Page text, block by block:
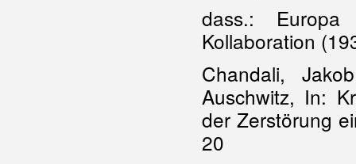
dass.:
Kollaboration
Chandali,
Auschwitz, In:
der Zerstörung
20